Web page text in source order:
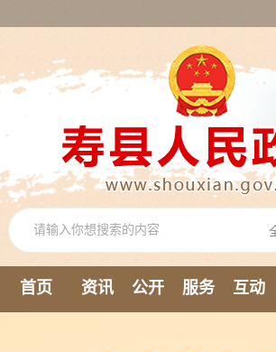
首页 资讯 公开 服务 互动